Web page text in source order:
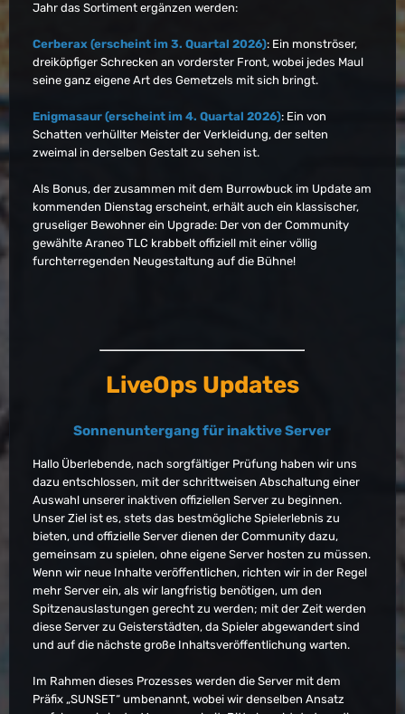
Jahr das Sortiment ergänzen werden:
Cerberax (erscheint im 3. Quartal 2026): Ein monströser,
dreiköpfiger Schrecken an vorderster Front, wobei jedes Maul
seine ganz eigene Art des Gemetzels mit sich bringt.
Enigmasaur (erscheint im 4. Quartal 2026): Ein von
Schatten verhüllter Meister der Verkleidung, der selten
zweimal in derselben Gestalt zu sehen ist.
Als Bonus, der zusammen mit dem Burrowbuck im Update am
kommenden Dienstag erscheint, erhält auch ein klassischer,
gruseliger Bewohner ein Upgrade: Der von der Community
gewählte Araneo TLC krabbelt offiziell mit einer völlig
furchterregenden Neugestaltung auf die Bühne!
LiveOps Updates
Sonnenuntergang für inaktive Server
Hallo Überlebende, nach sorgfältiger Prüfung haben wir uns
dazu entschlossen, mit der schrittweisen Abschaltung einer
Auswahl unserer inaktiven offiziellen Server zu beginnen.
Unser Ziel ist es, stets das bestmögliche Spielerlebnis zu
bieten, und offizielle Server dienen der Community dazu,
gemeinsam zu spielen, ohne eigene Server hosten zu müssen.
Wenn wir neue Inhalte veröffentlichen, richten wir in der Regel
mehr Server ein, als wir langfristig benötigen, um den
Spitzenauslastungen gerecht zu werden; mit der Zeit werden
diese Server zu Geisterstädten, da Spieler abgewandert sind
und auf die nächste große Inhaltsveröffentlichung warten.
Im Rahmen dieses Prozesses werden die Server mit dem
Präfix „SUNSET“ umbenannt, wobei wir denselben Ansatz